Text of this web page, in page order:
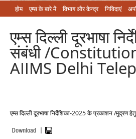
होम एम्‍स के बारे में विभाग और केन्‍द्र निविदाएं
एम्स दिल्ली दूरभाषा
संबंधी /
AIIMS Delhi
एम्स दिल्ली दूरभाषा निर्देशिका-2025 के प्रकाशन /